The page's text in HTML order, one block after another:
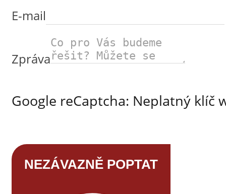
E-mail
Zpráva
Google reCaptcha: Neplatný klíč
NEZÁVAZNĚ POPTAT